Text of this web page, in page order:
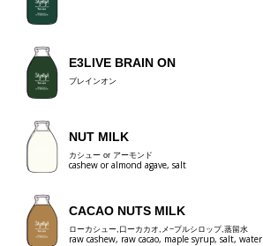
E3LIVE BRAIN ON
ブレインオン
NUT MILK
カシュー or アーモンド
cashew or almond agave, salt
CACAO NUTS MILK
ローカシュー,口ーカカオ,メ−プルシロップ,蒸留水
raw cashew, raw cacao, maple syrup, salt, water